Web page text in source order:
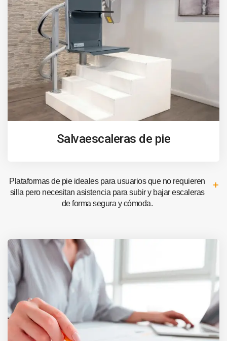
Salvaescaleras de pie
Plataformas de pie ideales para usuarios que no requieren
silla pero necesitan asistencia para subir y bajar escaleras
de forma segura y cómoda.